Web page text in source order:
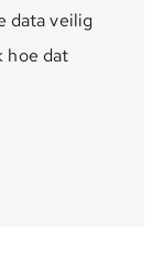
data veilig
hoe dat